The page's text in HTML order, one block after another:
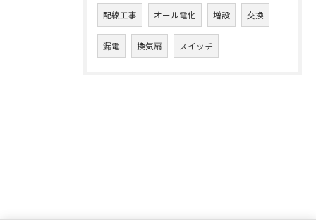
配線工事 オール電化 増設 交換
漏電 換気扇 スイッチ